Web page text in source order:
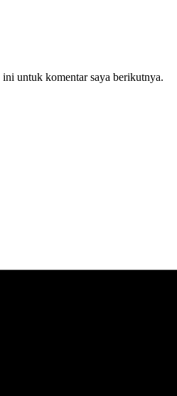
ini untuk komentar saya berikutnya.